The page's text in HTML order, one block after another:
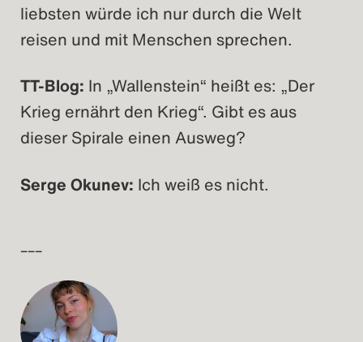
liebsten würde ich nur durch die Welt
reisen und mit Menschen sprechen.
TT-Blog: In „Wallenstein“ heißt es: „Der
Krieg ernährt den Krieg“. Gibt es aus
dieser Spirale einen Ausweg?
Serge Okunev: Ich weiß es nicht.
–––